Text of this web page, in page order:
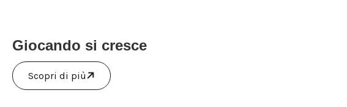
Giocando si cresce
Scopri di più